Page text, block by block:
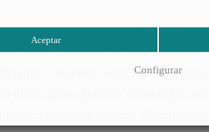
a los operadores de
y mejorar la eficacia
ultrarrápida grandes cantidades de
elementos del sistema eléctrico en
Aceptar
Configurar